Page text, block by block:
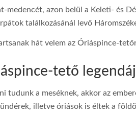
medencét, azon belül a Keleti- és
találkozásánál levő
hát velem az Óriáspince-
tető
tudunk a meséknek, akkor az
illetve óriások is éltek a
ƒ/11
24 mm
100
1/160